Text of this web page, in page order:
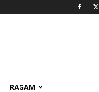
RAGAM